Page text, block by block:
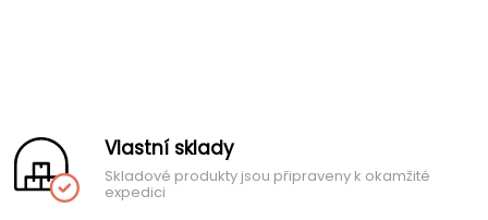
Vlastní sklady
Skladové produkty jsou připraveny k okamžité
expedici